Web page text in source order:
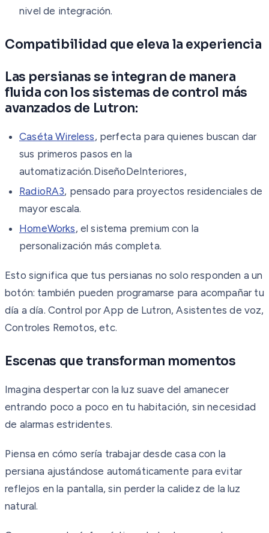
nivel de integración.
Compatibilidad que eleva la experiencia
Las persianas se integran de manera
fluida con los sistemas de control más
avanzados de Lutron:
Caséta Wireless, perfecta para quienes buscan dar
sus primeros pasos en la
automatización.DiseñoDeInteriores,
RadioRA3, pensado para proyectos residenciales de
mayor escala.
HomeWorks, el sistema premium con la
personalización más completa.
Esto significa que tus persianas no solo responden a un
botón: también pueden programarse para acompañar tu
día a día. Control por App de Lutron, Asistentes de voz,
Controles Remotos, etc.
Escenas que transforman momentos
Imagina despertar con la luz suave del amanecer
entrando poco a poco en tu habitación, sin necesidad
de alarmas estridentes.
Piensa en cómo sería trabajar desde casa con la
persiana ajustándose automáticamente para evitar
reflejos en la pantalla, sin perder la calidez de la luz
natural.